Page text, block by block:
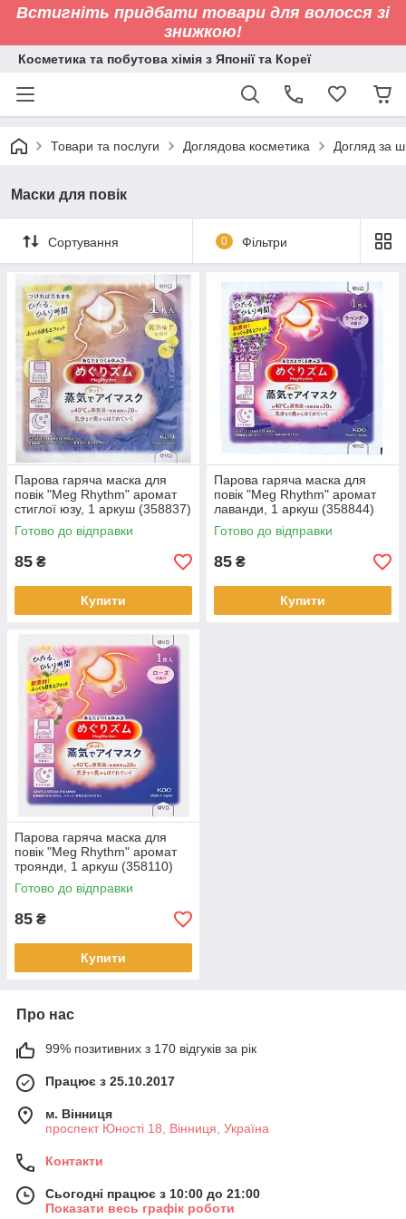
Встигніть придбати товари для волосся зі
знижкою!
Косметика та побутова хімія з Японії та Кореї
Товари та послуги Доглядова косметика Догляд за
Маски для повік
Сортування 0 Фільтри
Парова гаряча маска для
повік "Meg Rhythm" аромат
стиглої юзу, 1 аркуш (358837)
Готово до відправки
85 ₴
Купити
Парова гаряча маска для
повік "Meg Rhythm" аромат
лаванди, 1 аркуш (358844)
Готово до відправки
85 ₴
Купити
Парова гаряча маска для
повік "Meg Rhythm" аромат
троянди, 1 аркуш (358110)
Готово до відправки
85 ₴
Купити
Про нас
99% позитивних з 170 відгуків за рік
Працює з 25.10.2017
м. Вінниця
проспект Юності 18, Вінниця, Україна
Контакти
Сьогодні працює з 10:00 до 21:00
Показати весь графік роботи